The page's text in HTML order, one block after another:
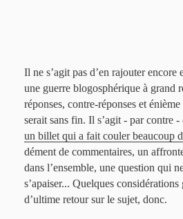
Il ne s’agit pas d’en rajouter encore
une guerre blogosphérique à grand
réponses, contre-réponses et
serait sans fin. Il s’agit - par contre
un billet qui a fait couler beaucoup
dément de commentaires, un
dans l’ensemble, une question qui
s’apaiser... Quelques
d’ultime retour sur le sujet, donc.